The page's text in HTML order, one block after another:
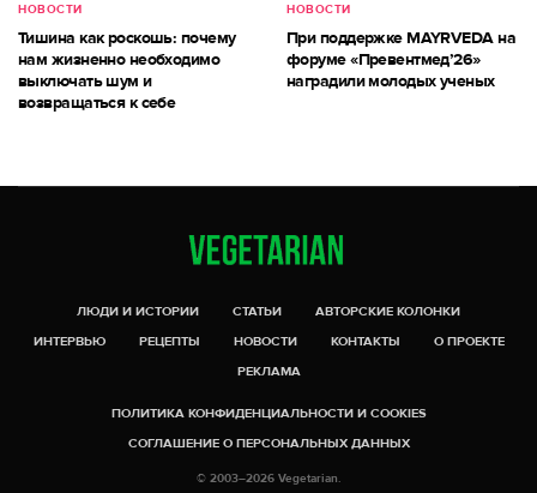
НОВОСТИ
Тишина как роскошь: почему
нам жизненно необходимо
выключать шум и
возвращаться к себе
НОВОСТИ
При поддержке MAYRVEDA на
форуме «Превентмед’26»
наградили молодых ученых
ЛЮДИ И ИСТОРИИ СТАТЬИ
АВТОРСКИЕ КОЛОНКИ
ИНТЕРВЬЮ
РЕЦЕПТЫ НОВОСТИ КОНТАКТЫ
О ПРОЕКТЕ
РЕКЛАМА
ПОЛИТИКА КОНФИДЕНЦИАЛЬНОСТИ И COOKIES
СОГЛАШЕНИЕ О ПЕРСОНАЛЬНЫХ ДАННЫХ
© 2003–2026 Vegetarian.